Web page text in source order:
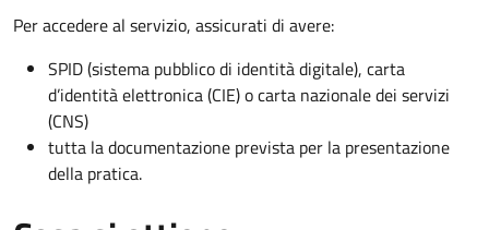
Per accedere al servizio, assicurati di avere:
SPID (sistema pubblico di identità digitale), carta
d’identità elettronica (CIE) o carta nazionale dei servizi
(CNS)
tutta la documentazione prevista per la presentazione
della pratica.